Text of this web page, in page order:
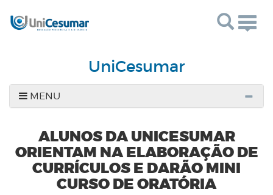
UniCesumar
MENU
ALUNOS DA UNICESUMAR
ORIENTAM NA ELABORAÇÃO DE
CURRÍCULOS E DARÃO MINI
CURSO DE ORATÓRIA